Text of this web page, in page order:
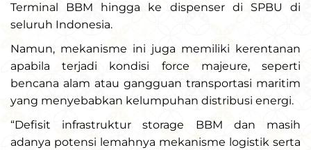
Terminal BBM hingga ke dispenser di SPBU di
seluruh Indonesia.
Namun, mekanisme ini juga memiliki kerentanan
apabila terjadi kondisi force majeure, seperti
bencana alam atau gangguan transportasi maritim
yang menyebabkan kelumpuhan distribusi energi.
“Defisit infrastruktur storage BBM dan masih
adanya potensi lemahnya mekanisme logistik serta